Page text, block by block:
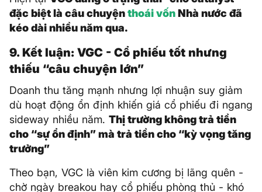
đặc biệt là câu chuyệnthoái vốnNhà nước đã
kéo dài nhiều năm qua.
9. Kết luận: VGC - Cổ phiếu tốt nhưng
thiếu “câu chuyện lớn”
Doanh thu tăng mạnh nhưng lợi nhuận suy giảm
dù hoạt động ổn định khiến giá cổ phiếu đi ngang
sideway nhiều năm. Thị trường không trả tiền
cho “sự ổn định” mà trả tiền cho “kỳ vọng tăng
trưởng”
Theo bạn, VGC là viên kim cương bị lãng quên -
chờ ngày breakou hay cổ phiếu phòng thủ - khó